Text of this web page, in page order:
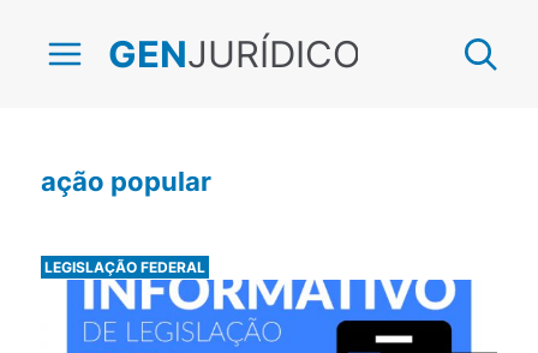
GENJURÍDICO
ação popular
LEGISLAÇÃO FEDERAL